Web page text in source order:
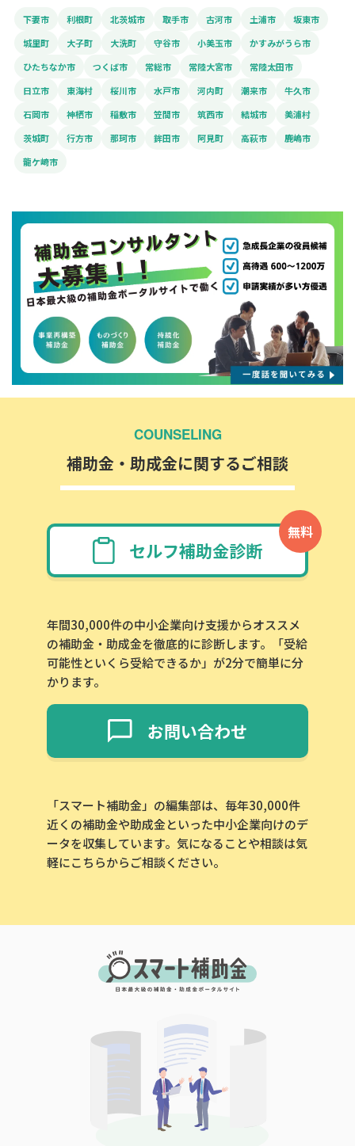
下妻市 利根町 北茨城市 取手市 古河市 土浦市
坂東市
城里町
大子町 大洗町 守谷市 小美玉市
かすみがうら市
ひたちなか市
つくば市 常総市 常陸大宮市
常陸太田市
日立市
東海村 桜川市 水戸市 河内町 潮来市
牛久市
石岡市
神栖市 稲敷市 笠間市 筑西市 結城市
美浦村
茨城町
行方市 那珂市 鉾田市 阿見町 高萩市
鹿嶋市
龍ケ崎市
COUNSELING
補助金・助成金に関するご相談
無料
セルフ補助金診断
年間30,000件の中小企業向け支援からオススメ
の補助金・助成金を徹底的に診断します。「受給
可能性といくら受給できるか」が2分で簡単に分
かります。
お問い合わせ
「スマート補助金」の編集部は、毎年30,000件
近くの補助金や助成金といった中小企業向けのデ
ータを収集しています。気になることや相談は気
軽にこちらからご相談ください。